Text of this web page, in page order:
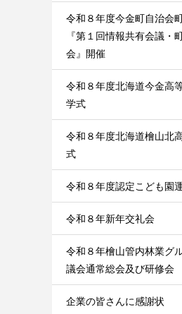
令和８年度今金町自治会
『第１回情報共有会議・
会』開催
令和８年度北海道今金高
学式
令和８年度北海道檜山北
式
令和８年度認定こども園
令和８年新年交礼会
令和８年檜山管内林業グ
議会通常総会及び研修会
企業の皆さんに感謝状